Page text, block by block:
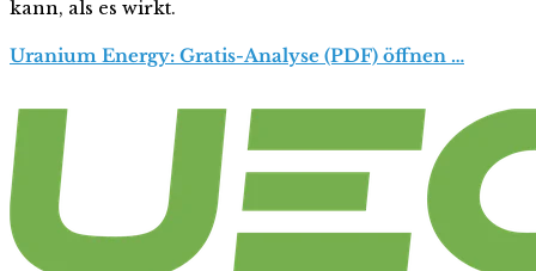
kann, als es wirkt.
Uranium Energy: Gratis-Analyse (PDF) öffnen …